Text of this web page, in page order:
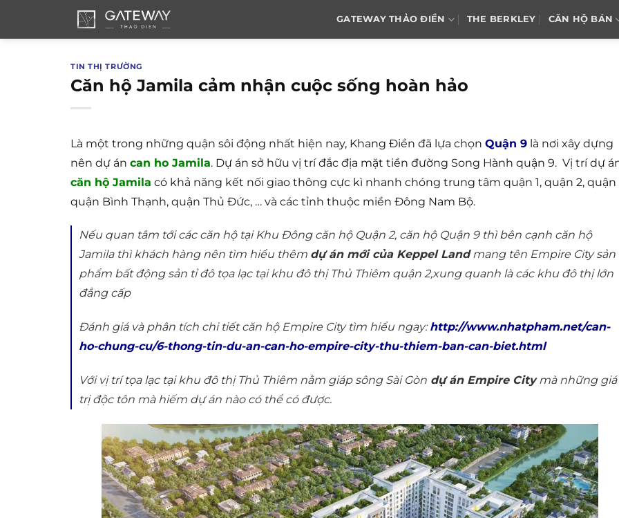
GATEWAY THẢO ĐIỀN THE BERKLEY CĂN HỘ BÁN
TIN THỊ TRƯỜNG
Căn hộ Jamila cảm nhận cuộc sống hoàn hảo
Là một trong những quận sôi động nhất hiện nay, Khang Điền đã lựa chọn Quận 9 là nơi xây dựng
nên dự án can ho Jamila. Dự án sở hữu vị trí đắc địa mặt tiền đường Song Hành quận 9. Vị trí dự
căn hộ Jamila có khả năng kết nối giao thông cực kì nhanh chóng trung tâm quận 1, quận 2, quận
quận Bình Thạnh, quận Thủ Đức, … và các tỉnh thuộc miền Đông Nam Bộ.
Nếu quan tâm tới các căn hộ tại Khu Đông căn hộ Quận 2, căn hộ Quận 9 thì bên cạnh căn hộ
Jamila thì khách hàng nên tìm hiểu thêm dự án mới của Keppel Landmang tên Empire City sản
phẩm bất động sản tỉ đô tọa lạc tại khu đô thị Thủ Thiêm quận 2,xung quanh là các khu đô thị lớn
đẳng cấp
Đánh giá và phân tích chi tiết căn hộ Empire City tìm hiểu ngay:http://www.nhatpham.net/can-
ho-chung-cu/6-thong-tin-du-an-can-ho-empire-city-thu-thiem-ban-can-biet.html
Với vị trí tọa lạc tại khu đô thị Thủ Thiêm nằm giáp sông Sài Gòn dự án Empire Citymà những giá
trị độc tôn mà hiếm dự án nào có thể có được.